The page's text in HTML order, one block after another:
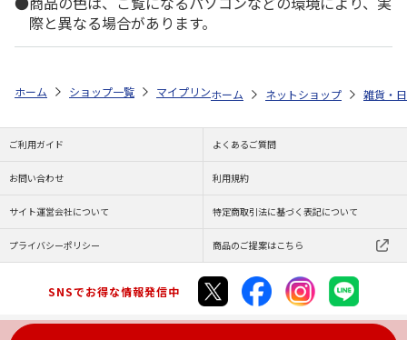
際と異なる場合があります。
ホーム ショップ一覧 マイプリント カーステッカー【ポメプー
ホーム ネットショップ 雑貨・
ご利用ガイド よくあるご質問
お問い合わせ 利用規約
サイト運営会社について 特定商取引法に基づく表記について
プライバシーポリシー 商品のご提案はこちら
SNSでお得な情報発信中